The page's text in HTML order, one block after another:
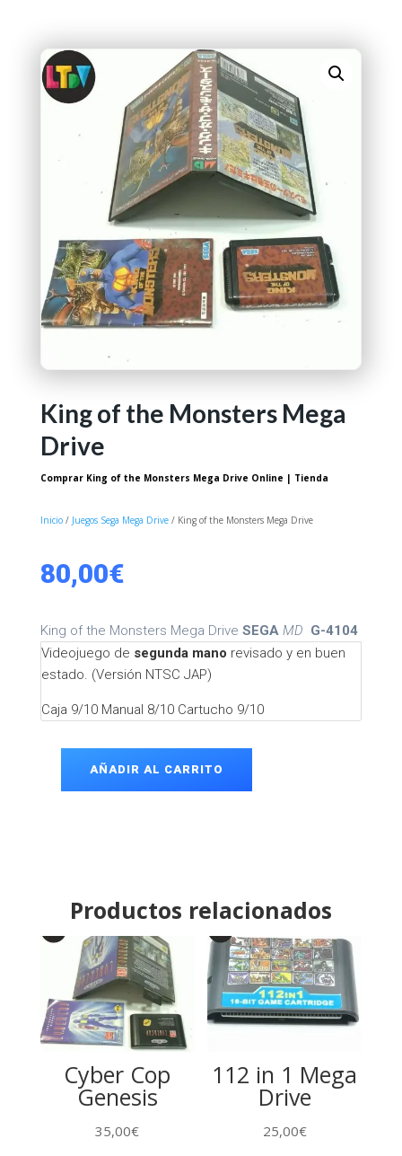
King of the Monsters Mega
Drive
Comprar King of the Monsters Mega Drive Online | Tienda
Inicio/ Juegos Sega Mega Drive/ King of the Monsters Mega Drive
80,00€
King of the Monsters Mega Drive SEGA MD G-4104
Videojuego de segunda mano revisado y en buen
estado. (Versión NTSC JAP)
Caja 9/10 Manual 8/10 Cartucho 9/10
AÑADIR AL CARRITO
Productos relacionados
Cyber Cop
Genesis
35,00€
112 in 1 Mega
Drive
25,00€